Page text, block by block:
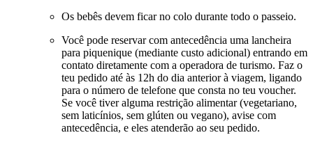
Os bebês devem ficar no colo durante todo o passeio.
Você pode reservar com antecedência uma lancheira
para piquenique (mediante custo adicional) entrando em
contato diretamente com a operadora de turismo. Faz o
teu pedido até às 12h do dia anterior à viagem, ligando
para o número de telefone que consta no teu voucher.
Se você tiver alguma restrição alimentar (vegetariano,
sem laticínios, sem glúten ou vegano), avise com
antecedência, e eles atenderão ao seu pedido.